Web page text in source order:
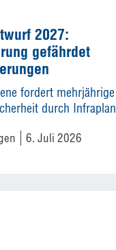
2027:
gefährdet
fordert mehrjährige
durch Infraplan
6. Juli 2026